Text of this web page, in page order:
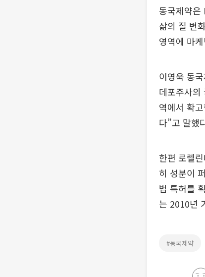
동국제약은
삶의 질 변
영역에 마
이영욱 동
데포주사의
역에서 확
다”고 말했
한편 로렐
히 성분이
법 특허를
는 2010년
#동국제약